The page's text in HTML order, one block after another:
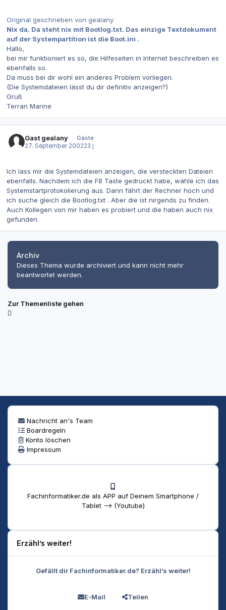
Original geschrieben von gealany
Nix da. Da steht nix mit Bootlog.txt. Das einzige Textdokument
auf der Systempartition ist die Boot.ini .
Hallo,
bei mir funktioniert es so, die Hilfeseiten in Internet beschreiben es
ebenfalls so.
Da muss bei dir wohl ein anderes Problem vorliegen.
(Die Systemdateien lässt du dir definitiv anzeigen?)
Gruß
Terran Marine
Gast gealany
Gäste
27. September 200223 j
Ich lass mir die Systemdateien anzeigen, die versteckten Dateien
ebenfalls. Nachdem ich die F8 Taste gedrückt habe, wähle ich das
Systemstartprotokolierung aus. Dann fährt der Rechner hoch und
ich suche gleich die Bootlog.txt . Aber die ist nirgends zu finden.
Auch Kollegen von mir haben es probiert und die haben auch nix
gefunden.
Archiv
Dieses Thema wurde archiviert und kann nicht mehr
beantwortet werden.
Zur Themenliste gehen
Nachricht an's Team
Boardregeln
Konto löschen
Impressum
Fachinformatiker.de als APP auf Deinem Smartphone /
Tablet --> (Youtube)
Erzähl’s weiter!
Gefällt dir Fachinformatiker.de? Erzähl’s weiter!
E-Mail Teilen